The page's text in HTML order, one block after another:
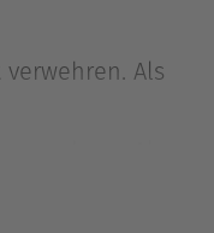
Als
Haus,